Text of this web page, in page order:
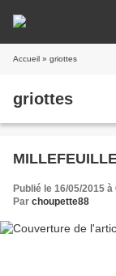
Accueil » griottes
griottes
Publié le 16/05/2015 à
Par choupette88